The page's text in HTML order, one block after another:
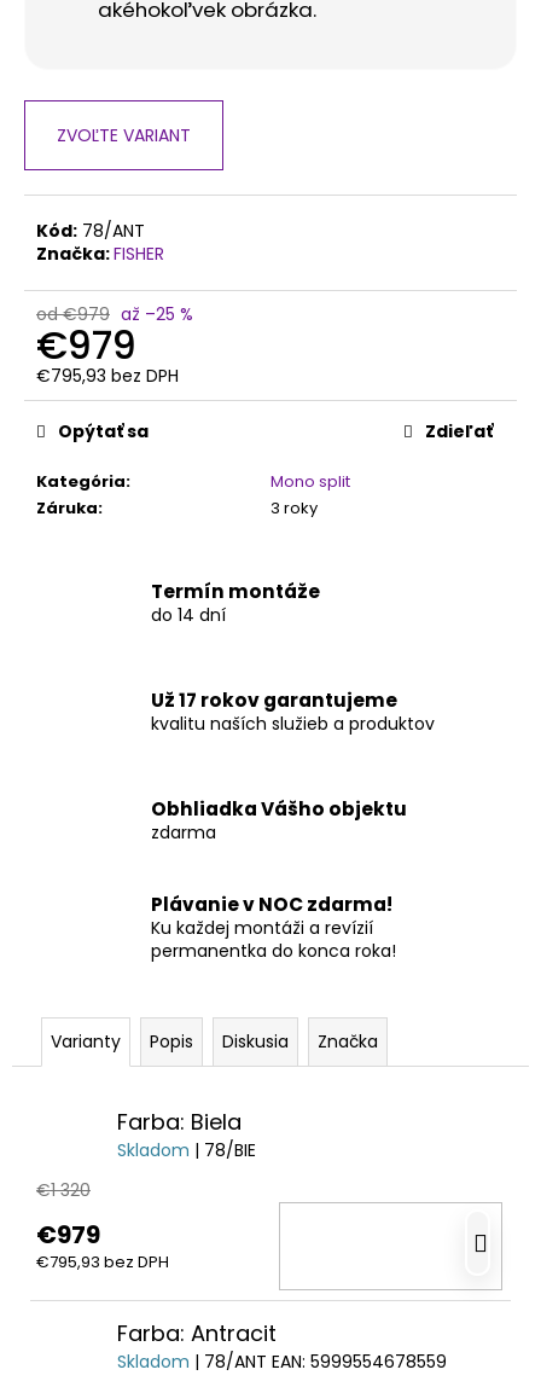
akéhokoľvek obrázka.
ZVOĽTE VARIANT
Kód: 78/ANT
Značka:FISHER
od €979 až –25 %
€979
€795,93 bez DPH
Jednotková
cena:
Kategória:
Mono split
Záruka: 3 roky
Opýtať sa Zdieľať
Termín montáže
do 14 dní
Už 17 rokov garantujeme
kvalitu naších služieb a produktov
Obhliadka Vášho objektu
zdarma
Plávanie v NOC zdarma!
Ku každej montáži a revízií
permanentka do konca roka!
Varianty Popis Diskusia Značka
Farba: Biela
Skladom | 78/BIE
€1 320
€979
€795,93 bez DPH
Farba: Antracit
Skladom | 78/ANT EAN: 5999554678559